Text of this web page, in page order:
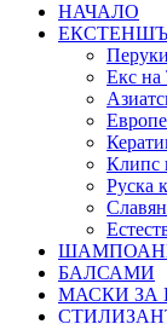
НАЧАЛО
Перуки
Екс на
Клипс
Руска
БАЛСАМИ
МАСКИ ЗА